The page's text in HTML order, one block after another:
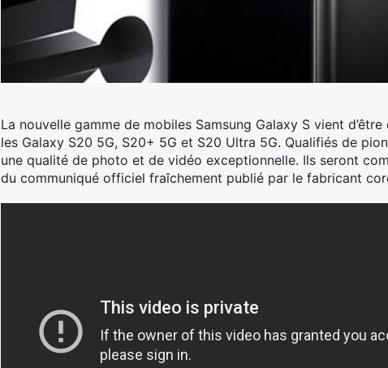
La nouvelle gamme de mobiles Samsung Galaxy S vient
les Galaxy S20 5G, S20+ 5G et S20 Ultra 5G. Qualifiés de
une qualité de photo et de vidéo exceptionnelle. Ils seront
du communiqué officiel fraîchement publié par le fabricant